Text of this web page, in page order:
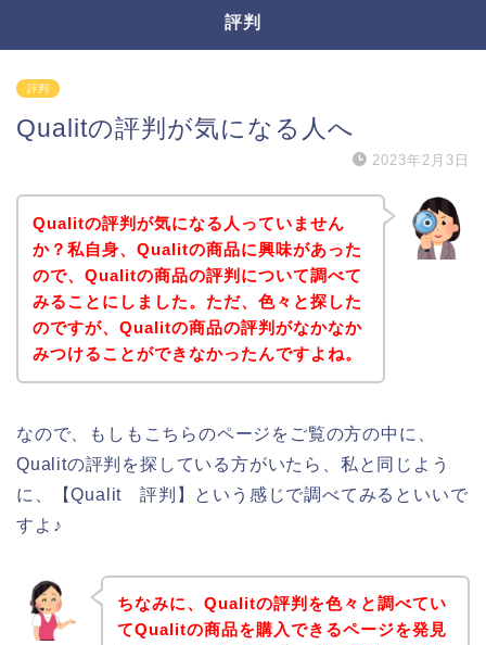
評判
評判
Qualitの評判が気になる人へ
2023年2月3日
Qualitの評判が気になる人っていません
か？私自身、Qualitの商品に興味があった
ので、Qualitの商品の評判について調べて
みることにしました。ただ、色々と探した
のですが、Qualitの商品の評判がなかなか
みつけることができなかったんですよね。
なので、もしもこちらのページをご覧の方の中に、
Qualitの評判を探している方がいたら、私と同じよう
に、【Qualit 評判】という感じで調べてみるといいで
すよ♪
ちなみに、Qualitの評判を色々と調べてい
てQualitの商品を購入できるページを発見